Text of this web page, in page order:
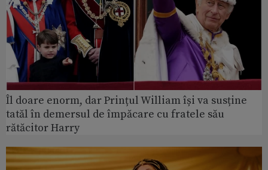
Îl doare enorm, dar Prințul William își va susține
tatăl în demersul de împăcare cu fratele său
rătăcitor Harry